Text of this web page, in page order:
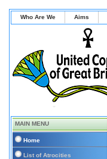
Who Are We Aims
MAIN MENU
Home
List of Atrocities